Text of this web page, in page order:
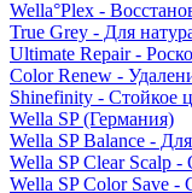
Wella°Plex -
True Grey - Для
Ultimate Repair -
Color Renew -
Shinefinity - Стойкое
Wella SP (Германия)
Wella SP Balance -
Wella SP Clear Scalp
Wella SP Color Save -